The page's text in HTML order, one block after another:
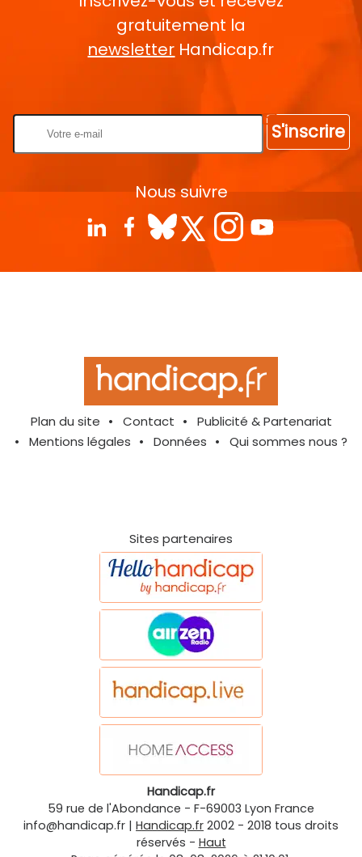
gratuitement la
newsletter Handicap.fr
S'inscrire
Nous suivre
Plan du site Contact
Publicité & Partenariat
Mentions légales
Données Qui sommes nous ?
Sites partenaires
Handicap.fr
59 rue de l'Abondance - F-69003 Lyon France
info@handicap.fr | Handicap.fr 2002 - 2018 tous droits
réservés - Haut